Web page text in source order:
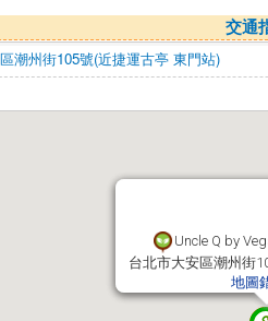
交通
潮州街105號(近捷運古亭 東門站)
Uncle Q by
台北市大安區潮州街
地圖
Uncle Q by
台北市大安區潮州街
地圖